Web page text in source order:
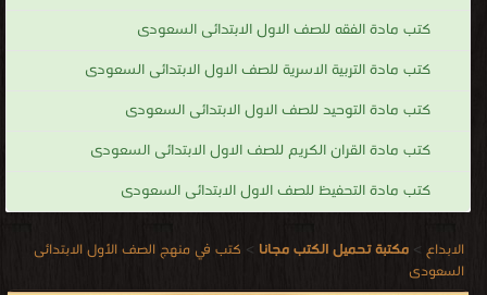
كتب مادة الفقه للصف الاول الابتدائى السعودى
كتب مادة التربية الاسرية للصف الاول الابتدائى السعودى
كتب مادة التوحيد للصف الاول الابتدائى السعودى
كتب مادة القران الكريم للصف الاول الابتدائى السعودى
كتب مادة التحفيظ للصف الاول الابتدائى السعودى
الابداع > مكتبة تحميل الكتب مجانا > كتب في منهج الصف الأول الابتدائى
السعودى